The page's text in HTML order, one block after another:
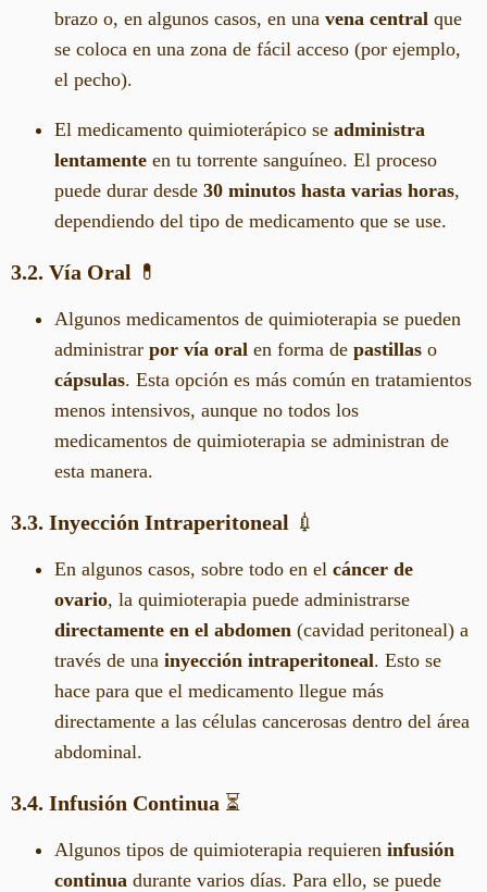
brazo o, en algunos casos, en una vena central que
se coloca en una zona de fácil acceso (por ejemplo,
el pecho).
El medicamento quimioterápico se administra
lentamente en tu torrente sanguíneo. El proceso
puede durar desde 30 minutos hasta varias horas,
dependiendo del tipo de medicamento que se use.
3.2. Vía Oral 💊
Algunos medicamentos de quimioterapia se pueden
administrar por vía oral en forma de pastillas o
cápsulas. Esta opción es más común en tratamientos
menos intensivos, aunque no todos los
medicamentos de quimioterapia se administran de
esta manera.
3.3. Inyección Intraperitoneal 💉
En algunos casos, sobre todo en el cáncer de
ovario, la quimioterapia puede administrarse
directamente en el abdomen (cavidad peritoneal) a
través de una inyección intraperitoneal. Esto se
hace para que el medicamento llegue más
directamente a las células cancerosas dentro del área
abdominal.
3.4. Infusión Continua ⏳
Algunos tipos de quimioterapia requieren infusión
continua durante varios días. Para ello, se puede